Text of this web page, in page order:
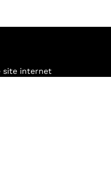
site internet